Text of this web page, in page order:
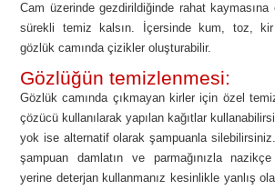
Cam üzerinde gezdirildiğinde rahat
sürekli temiz kalsın. İçersinde kum, toz,
gözlük camında çizikler oluşturabilir.
Gözlüğün temizlenmesi:
Gözlük camında çıkmayan kirler için özel
çözücü kullanılarak yapılan kağıtlar
yok ise alternatif olarak şampuanla
şampuan damlatın ve parmağınızla
yerine deterjan kullanmanız kesinlikle yanlış